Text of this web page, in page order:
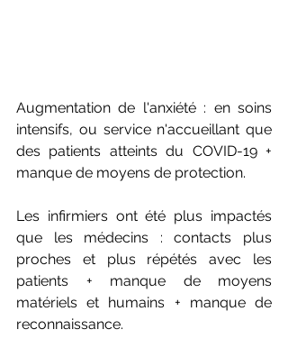
Augmentation de l'anxiété : en soins
intensifs, ou service n'accueillant que
des patients atteints du COVID-19 +
manque de moyens de protection.
Les infirmiers ont été plus impactés
que les médecins : contacts plus
proches et plus répétés avec les
patients + manque de moyens
matériels et humains + manque de
reconnaissance.